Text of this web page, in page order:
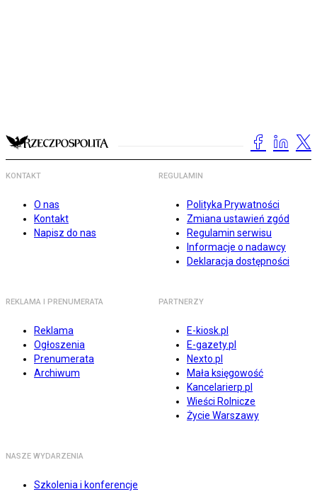
KONTAKT
O nas
Kontakt
Napisz do nas
REGULAMIN
Polityka Prywatności
Zmiana ustawień zgód
Regulamin serwisu
Informacje o nadawcy
Deklaracja dostępności
REKLAMA I PRENUMERATA
Reklama
Ogłoszenia
Prenumerata
Archiwum
PARTNERZY
E-kiosk.pl
E-gazety.pl
Nexto.pl
Mała księgowość
Kancelarierp.pl
Wieści Rolnicze
Życie Warszawy
NASZE WYDARZENIA
Szkolenia i konferencje